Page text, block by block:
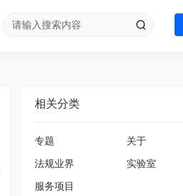
相关分类
专题
关于
法规业界
实验室
服务项目